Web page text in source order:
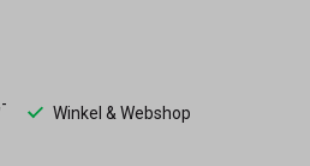
Winkel & Webshop